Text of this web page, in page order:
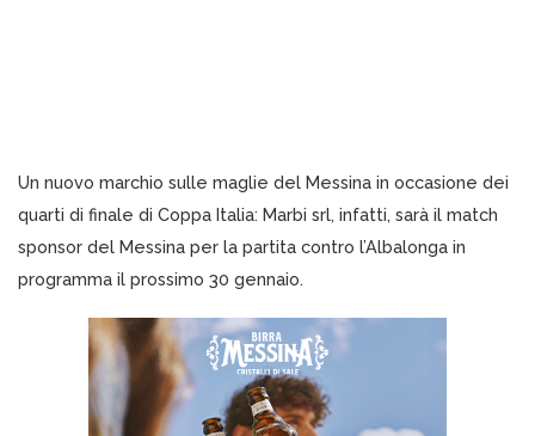
Un nuovo marchio sulle maglie del Messina in occasione dei
quarti di finale di Coppa Italia: Marbi srl, infatti, sarà il match
sponsor del Messina per la partita contro l’Albalonga in
programma il prossimo 30 gennaio.